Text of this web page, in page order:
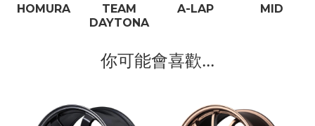
HOMURA
TEAM
DAYTONA
A-LAP MID
你可能會喜歡...